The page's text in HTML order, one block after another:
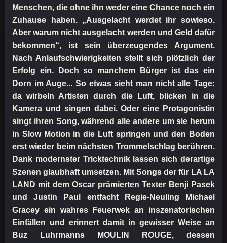
Menschen, die ohne ihn weder eine Chance noch ein
Zuhause haben. „Ausgelacht werdet ihr sowieso.
Aber warum nicht ausgelacht werden und Geld dafür
bekommen“, ist sein überzeugendes Argument.
Nach Anlaufschwierigkeiten stellt sich plötzlich der
Erfolg ein. Doch so manchem Bürger ist das ein
Dorn im Auge... So etwas sieht man nicht alle Tage:
da wirbeln Artisten durch die Luft, blicken in die
Kamera und singen dabei. Oder eine Protagonistin
singt ihren Song, während alle andere um sie herum
in Slow Motion in die Luft springen und den Boden
erst wieder beim nächsten Trommelschlag berühren.
Dank modernster Tricktechnik lassen sich derartige
Szenen glaubhaft umsetzen. Mit Songs der für LA LA
LAND mit dem Oscar prämierten Texter Benji Pasek
und Justin Paul entfacht Regie-Neuling Michael
Gracey ein wahres Feuerwek an inszenatorischen
Einfällen und erinnert damit in gewisser Weise an
Buz Luhrmanns MOULIN ROUGE, dessen